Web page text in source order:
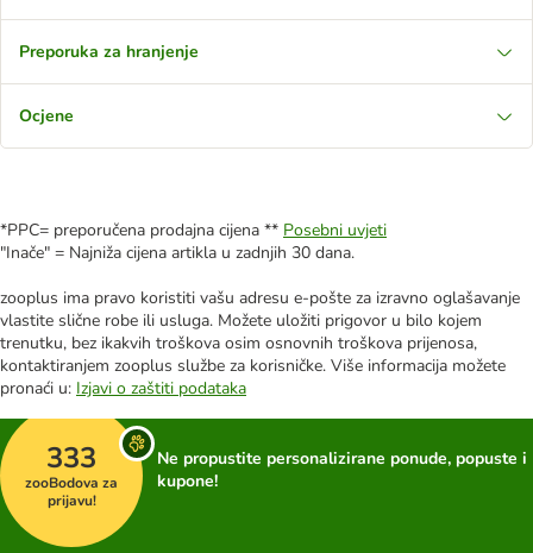
Preporuka za hranjenje
Ocjene
*PPC= preporučena prodajna cijena ** Posebni uvjeti
"Inače" = Najniža cijena artikla u zadnjih 30 dana.
zooplus ima pravo koristiti vašu adresu e-pošte za izravno oglašavanje
vlastite slične robe ili usluga. Možete uložiti prigovor u bilo kojem
trenutku, bez ikakvih troškova osim osnovnih troškova prijenosa,
kontaktiranjem zooplus službe za korisničke. Više informacija možete
pronaći u: Izjavi o zaštiti podataka
333
zooBodova za
prijavu!
Ne propustite personalizirane ponude, popuste i
kupone!